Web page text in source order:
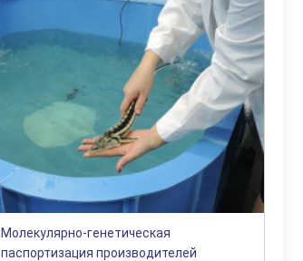
Молекулярно-генетическая
паспортизация производителей